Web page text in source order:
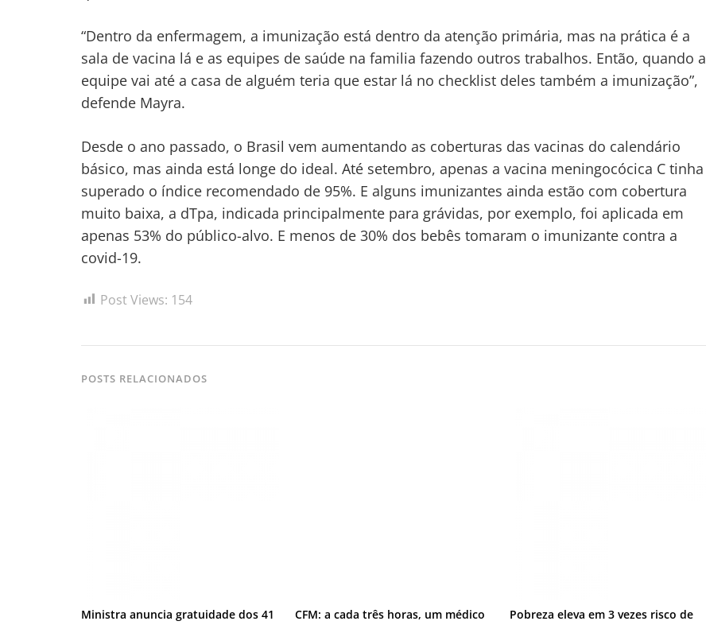
“Dentro da enfermagem, a imunização está dentro da atenção primária, mas na prática é a
sala de vacina lá e as equipes de saúde na familia fazendo outros trabalhos. Então, quando a
equipe vai até a casa de alguém teria que estar lá no checklist deles também a imunização”,
defende Mayra.
Desde o ano passado, o Brasil vem aumentando as coberturas das vacinas do calendário
básico, mas ainda está longe do ideal. Até setembro, apenas a vacina meningocócica C tinha
superado o índice recomendado de 95%. E alguns imunizantes ainda estão com cobertura
muito baixa, a dTpa, indicada principalmente para grávidas, por exemplo, foi aplicada em
apenas 53% do público-alvo. E menos de 30% dos bebês tomaram o imunizante contra a
covid-19.
Post Views: 154
POSTS RELACIONADOS
Ministra anuncia gratuidade dos 41
CFM: a cada três horas, um médico
Pobreza eleva em 3 vezes risco de